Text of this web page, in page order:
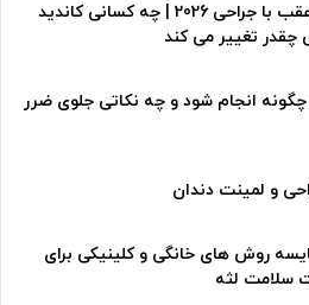
راه های درمان فک جلو و فک عقب با جراحی 2026 | چه کسانی کاندید
تغییر می کند
چگونه انجام شود و چه نکاتی جلوی ضرر
و لمینت دندان
روش های خانگی و کلینیکی برای
سلامت لثه